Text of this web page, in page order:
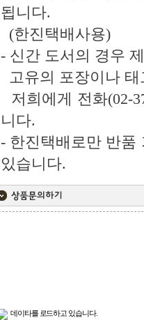
됩니다.
(한진택배사용)
- 신간 도서의 경우
고유의 포장이나
저희에게 전화(02-
니다.
- 한진택배로만 반품
있습니다.
데이타를 로드하고 있습니다.